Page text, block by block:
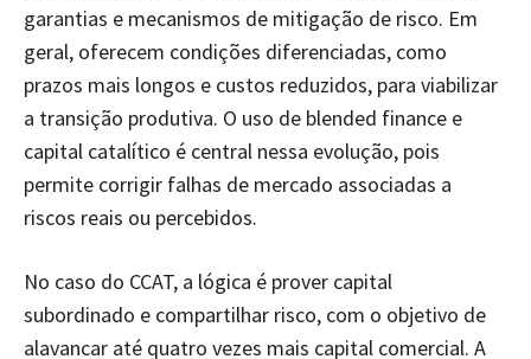
garantias e mecanismos de mitigação de risco. Em
geral, oferecem condições diferenciadas, como
prazos mais longos e custos reduzidos, para viabilizar
a transição produtiva. O uso de blended finance e
capital catalítico é central nessa evolução, pois
permite corrigir falhas de mercado associadas a
riscos reais ou percebidos.
No caso do CCAT, a lógica é prover capital
subordinado e compartilhar risco, com o objetivo de
alavancar até quatro vezes mais capital comercial. A